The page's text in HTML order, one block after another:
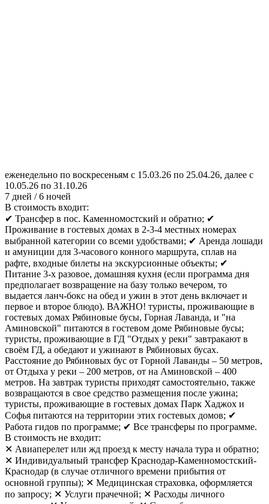
еженедельно по воскресеньям с 15.03.26 по 25.04.26, далее с
10.05.26 по 31.10.26
7 дней / 6 ночей
В стоимость входит:
✔ Трансфер в пос. Каменномостский и обратно; ✔
Проживание в гостевых домах в 2-3-4 местных номерах
выбранной категории со всеми удобствами; ✔ Аренда лошади
и амуниции для 3-часового конного маршрута, сплав на
рафте, входные билеты на экскурсионные объекты; ✔
Питание 3-х разовое, домашняя кухня (если программа дня
предполагает возвращение на базу только вечером, то
выдается ланч-бокс на обед и ужин в этот день включает и
первое и второе блюдо). ВАЖНО! туристы, проживающие в
гостевых домах Рябиновые бусы, Горная Лаванда, и "на
Аминовской" питаются в гостевом доме Рябиновые бусы;
туристы, проживающие в ГД "Отдых у реки" завтракают в
своём ГД, а обедают и ужинают в Рябиновых бусах.
Расстояние до Рябиновых бус от Горной Лаванды – 50 метров,
от Отдыха у реки – 200 метров, от на Аминовской – 400
метров. На завтрак туристы приходят самостоятельно, также
возвращаются в свое средство размещения после ужина;
туристы, проживающие в гостевых домах Парк Хаджох и
Софья питаются на территории этих гостевых домов; ✔
Работа гидов по программе; ✔ Все трансферы по программе.
В стоимость не входит:
✕ Авиаперелет или жд проезд к месту начала тура и обратно;
✕ Индивидуальный трансфер Краснодар-Каменномостский-
Краснодар (в случае отличного времени прибытия от
основной группы); ✕ Медицинская страховка, оформляется
по запросу; ✕ Услуги прачечной; ✕ Расходы личного